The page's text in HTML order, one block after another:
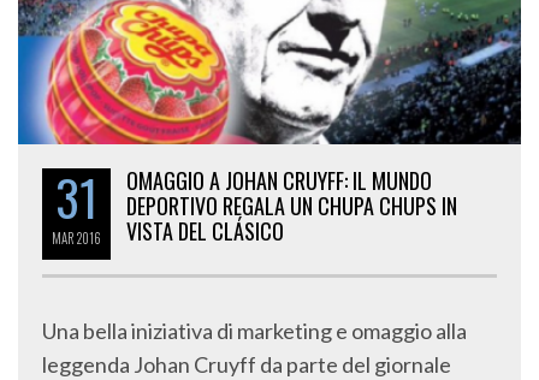
31
MAR2016
OMAGGIO A JOHAN CRUYFF: IL MUNDO
DEPORTIVO REGALA UN CHUPA CHUPS IN
VISTA DEL CLÁSICO
Una bella iniziativa di marketing e omaggio alla
leggenda Johan Cruyff da parte del giornale